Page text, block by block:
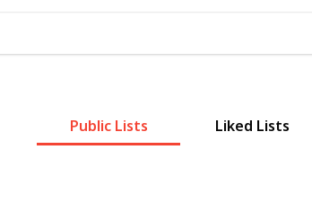
Public Lists Liked Lists